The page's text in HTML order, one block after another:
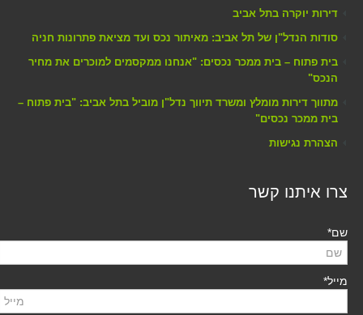
דירות יוקרה בתל אביב
סודות הנדל"ן של תל אביב: מאיתור נכס ועד מציאת פתרונות חניה
בית פתוח – בית ממכר נכסים: "אנחנו ממקסמים למוכרים את מחיר
הנכס"
מתווך דירות מומלץ ומשרד תיווך נדל"ן מוביל בתל אביב: "בית פתוח –
בית ממכר נכסים"
הצהרת נגישות
צרו איתנו קשר
שם*
מייל*